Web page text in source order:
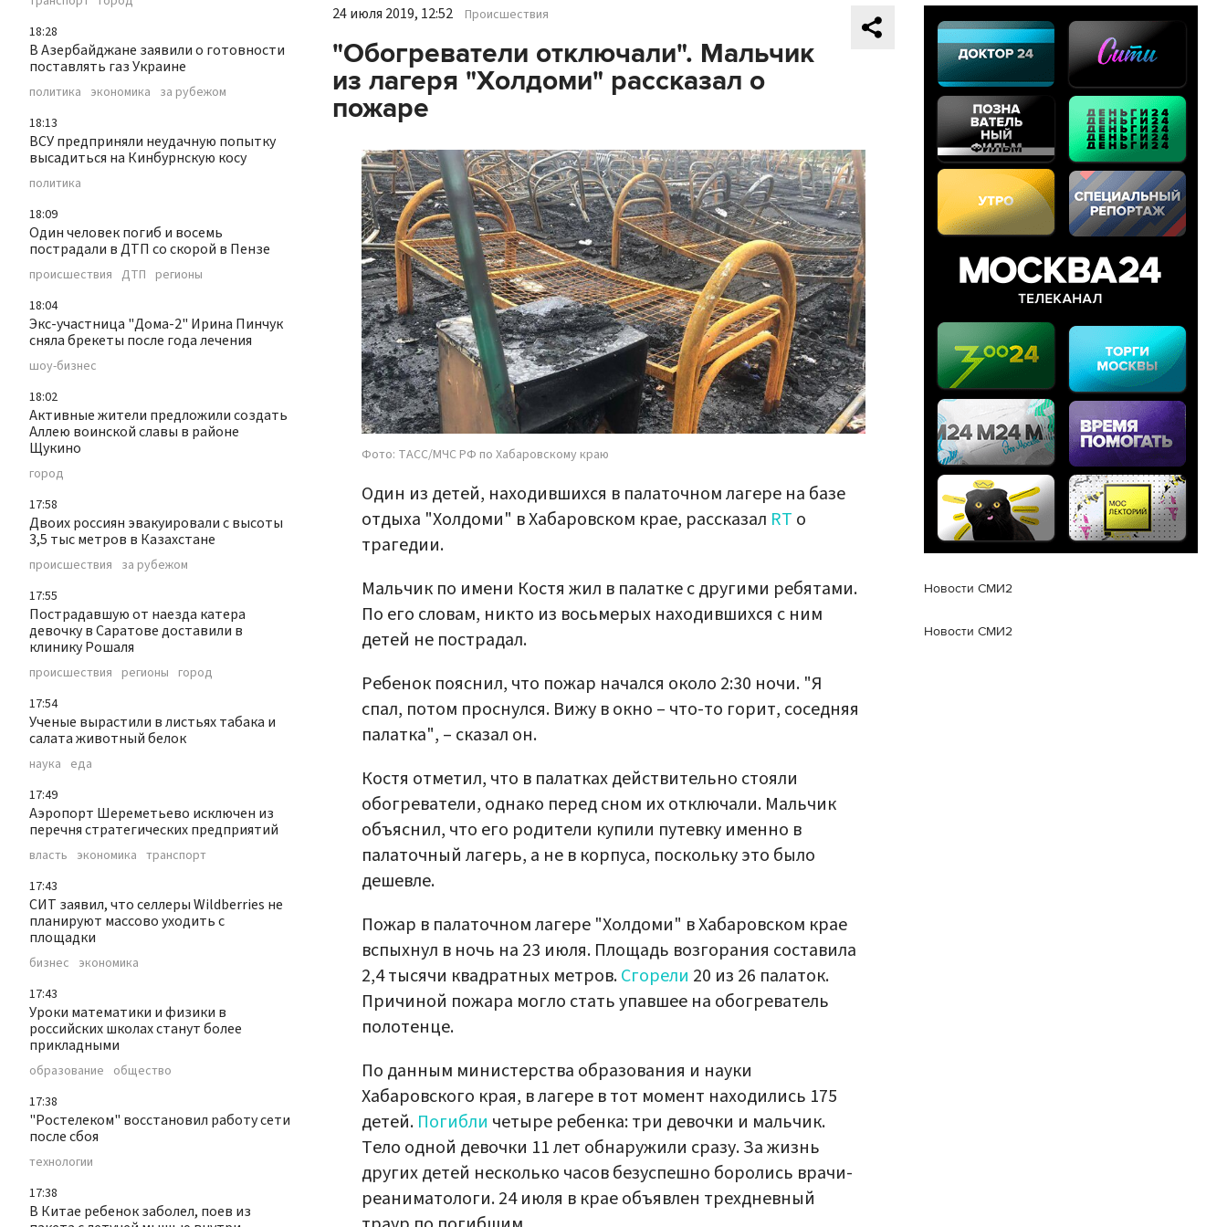
18:28
В Азербайджане заявили о готовности
поставлять газ Украине
политика экономика за рубежом
18:13
ВСУ предприняли неудачную попытку
высадиться на Кинбурнскую косу
политика
18:09
Один человек погиб и восемь
пострадали в ДТП со скорой в Пензе
происшествия ДТП регионы
18:04
Экс-участница "Дома-2" Ирина Пинчук
сняла брекеты после года лечения
шоу-бизнес
18:02
Активные жители предложили создать
Аллею воинской славы в районе
Щукино
город
17:58
Двоих россиян эвакуировали с высоты
3,5 тыс метров в Казахстане
происшествия за рубежом
17:55
Пострадавшую от наезда катера
девочку в Саратове доставили в
клинику Рошаля
происшествия регионы город
17:54
Ученые вырастили в листьях табака и
салата животный белок
наука еда
17:49
Аэропорт Шереметьево исключен из
перечня стратегических предприятий
власть экономика транспорт
17:43
СИТ заявил, что селлеры Wildberries не
планируют массово уходить с
площадки
бизнес экономика
17:43
Уроки математики и физики в
российских школах станут более
прикладными
образование общество
17:38
"Ростелеком" восстановил работу сети
после сбоя
технологии
17:38
В Китае ребенок заболел, поев из
24 июля 2019, 12:52 Происшествия
"Обогреватели отключали". Мальчик
из лагеря "Холдоми" рассказал о
пожаре
Фото: ТАСС/МЧС РФ по Хабаровскому краю
Один из детей, находившихся в палаточном лагере на базе
отдыха "Холдоми" в Хабаровском крае, рассказал RT о
трагедии.
Мальчик по имени Костя жил в палатке с другими ребятами.
По его словам, никто из восьмерых находившихся с ним
детей не пострадал.
Ребенок пояснил, что пожар начался около 2:30 ночи. "Я
спал, потом проснулся. Вижу в окно – что-то горит, соседняя
палатка", – сказал он.
Костя отметил, что в палатках действительно стояли
обогреватели, однако перед сном их отключали. Мальчик
объяснил, что его родители купили путевку именно в
палаточный лагерь, а не в корпуса, поскольку это было
дешевле.
Пожар в палаточном лагере "Холдоми" в Хабаровском крае
вспыхнул в ночь на 23 июля. Площадь возгорания составила
2,4 тысячи квадратных метров.Сгорели 20 из 26 палаток.
Причиной пожара могло стать упавшее на обогреватель
полотенце.
По данным министерства образования и науки
Хабаровского края, в лагере в тот момент находились 175
детей. Погибли четыре ребенка: три девочки и мальчик.
Тело одной девочки 11 лет обнаружили сразу. За жизнь
других детей несколько часов безуспешно боролись врачи-
реаниматологи. 24 июля в крае объявлен трехдневный
Новости СМИ2
Новости СМИ2